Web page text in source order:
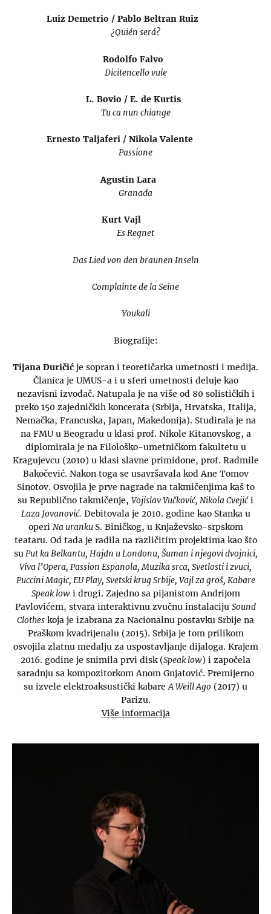
Luiz Demetrio / Pablo Beltran Ruiz
¿Quién será?
Rodolfo Falvo
Dicitencello vuie
L. Bovio / E. de Kurtis
Tu ca nun chiange
Ernesto Taljaferi / Nikola Valente
Passione
Agustin Lara
Granada
Kurt Vajl
Es Regnet
Das Lied von den braunen Inseln
Complainte de la Seine
Youkali
Biografije:
Tijana Đuričić je sopran i teoretičarka umetnosti i medija.
Članica je UMUS-a i u sferi umetnosti deluje kao
nezavisni izvođač. Natupala je na više od 80 solističkih i
preko 150 zajedničkih koncerata (Srbija, Hrvatska, Italija,
Nemačka, Francuska, Japan, Makedonija). Studirala je na
na FMU u Beogradu u klasi prof. Nikole Kitanovskog, a
diplomirala je na Filološko-umetničkom fakultetu u
Kragujevcu (2010) u klasi slavne primidone, prof. Radmile
Bakočević. Nakon toga se usavršavala kod Ane Tomov
Sinotov. Osvojila je prve nagrade na takmičenjima kaš to
su Republično takmičenje, Vojislav Vučković, Nikola Cvejići
Laza Jovanović. Debitovala je 2010. godine kao Stanka u
operi Na urankuS. Biničkog, u Knjaževsko-srpskom
teataru. Od tada je radila na različitim projektima kao što
suPut ka Belkantu, Hajdn u Londonu, Šuman i njegovi dvojnici,
Viva l’Opera, Passion Espanola, Muzika srca, Svetlosti i zvuci,
Puccini Magic, EU Play, Svetski krug Srbije, Vajl za groš, Kabare
Speak lowi drugi. Zajedno sa pijanistom Andrijom
Pavlovićem, stvara interaktivnu zvučnu instalaciju Sound
Clothes koja je izabrana za Nacionalnu postavku Srbije na
Praškom kvadrijenalu (2015). Srbija je tom prilikom
osvojila zlatnu medalju za uspostavljanje dijaloga. Krajem
2016. godine je snimila prvi disk (Speak low) i započela
saradnju sa kompozitorkom Anom Gnjatović. Premijerno
su izvele elektroaksustički kabareA Weill Ago (2017) u
Parizu.
Više informacija